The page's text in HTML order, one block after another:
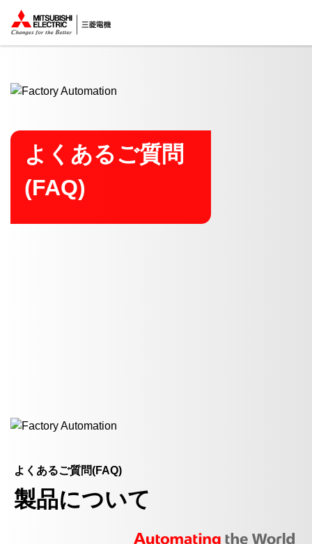
ここから本文
よくあるご質問
(FAQ)
よくあるご質問(FAQ)
製品について